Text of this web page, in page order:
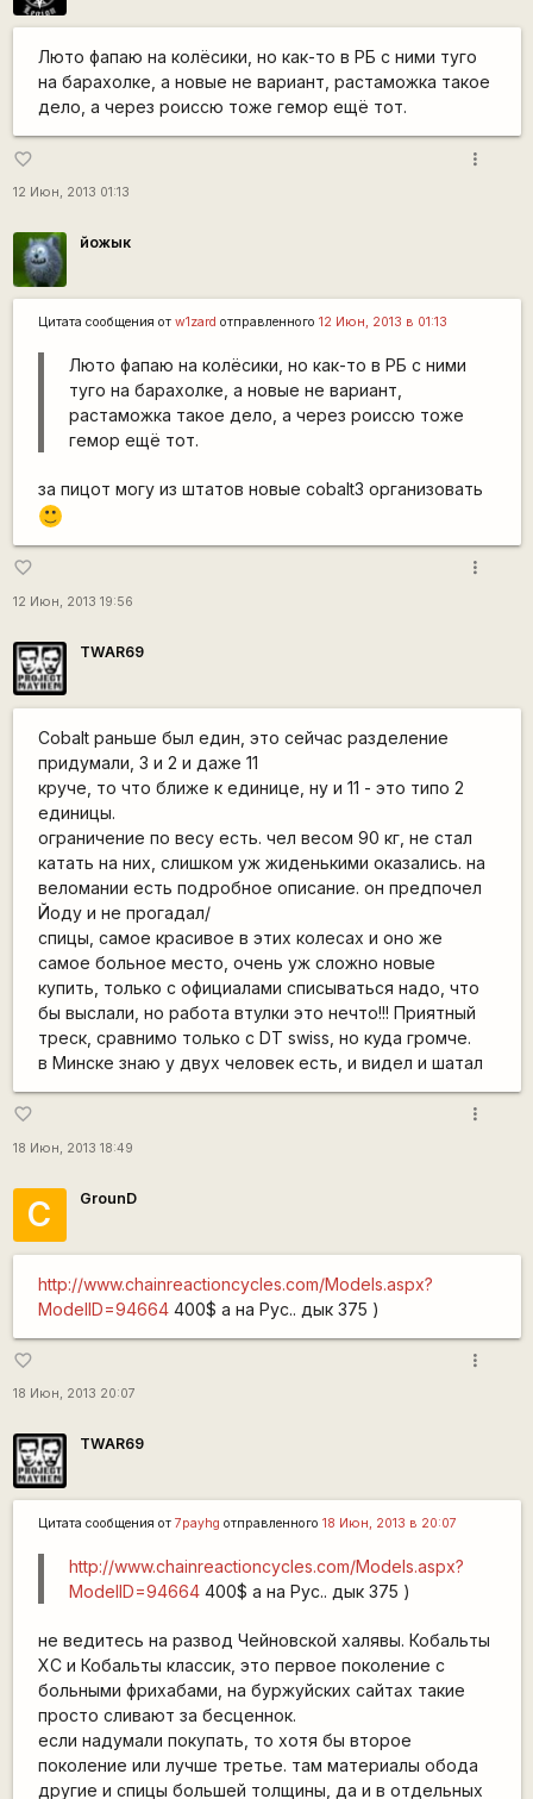
Люто фапаю на колёсики, но как-то в РБ с ними туго
на барахолке, а новые не вариант, растаможка такое
дело, а через роиссю тоже гемор ещё тот.
favorite_border
12 Июн, 2013 01:13
more_vert
йожык
Цитата сообщения от w1zard отправленного 12 Июн, 2013 в 01:13
Люто фапаю на колёсики, но как-то в РБ с ними
туго на барахолке, а новые не вариант,
растаможка такое дело, а через роиссю тоже
гемор ещё тот.
за пицот могу из штатов новые cobalt3 организовать
:)
favorite_border
12 Июн, 2013 19:56
more_vert
TWAR69
Cobalt раньше был един, это сейчас разделение
придумали, 3 и 2 и даже 11
круче, то что ближе к единице, ну и 11 - это типо 2
единицы.
ограничение по весу есть. чел весом 90 кг, не стал
катать на них, слишком уж жиденькими оказались. на
веломании есть подробное описание. он предпочел
Йоду и не прогадал/
спицы, самое красивое в этих колесах и оно же
самое больное место, очень уж сложно новые
купить, только с официалами списываться надо, что
бы выслали, но работа втулки это нечто!!! Приятный
треск, сравнимо только с DT swiss, но куда громче.
в Минске знаю у двух человек есть, и видел и шатал
favorite_border
18 Июн, 2013 18:49
more_vert
С GrounD
http://www.chainreactioncycles.com/Models.aspx?
ModelID=94664400$ а на Рус.. дык 375 )
favorite_border
18 Июн, 2013 20:07
more_vert
TWAR69
Цитата сообщения от 7payhg отправленного 18 Июн, 2013 в 20:07
http://www.chainreactioncycles.com/Models.aspx?
ModelID=94664400$ а на Рус.. дык 375 )
не ведитесь на развод Чейновской халявы. Кобальты
XC и Кобальты классик, это первое поколение с
больными фрихабами, на буржуйских сайтах такие
просто сливают за бесценнок.
если надумали покупать, то хотя бы второе
поколение или лучше третье. там материалы обода
другие и спицы большей толщины, да и в отдельных